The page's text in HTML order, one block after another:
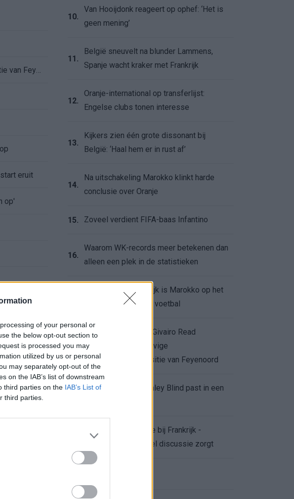
of your personal or
the below opt-out section to
is processed you may
utilized by us or personal
may separately opt-out of the
on the IAB’s list of downstream
third parties on the IAB’s List of
third parties.
eruit
op'
top
10.
Van Hooijdonk reageert op ophef: ‘Het is
geen mening’
11.
België sneuvelt na blunder Lammens,
Spanje wacht kraker met Frankrijk
12.
Oranje-international op transferlijst:
Engelse clubs tonen interesse
13.
Kijkers zien één grote dissonant bij
België: ‘Haal hem er in rust af’
14.
Na uitschakeling Marokko klinkt harde
conclusie over Oranje
15. Zoveel verdient FIFA-baas Infantino
16.
Waarom WK-records meer betekenen dan
alleen een plek in de statistieken
Voor de Schilderswijk is Marokko op het
WK meer dan alleen voetbal
18.
Afgewezen bod op Givairo Read
onderstreept de stevige
onderhandelingspositie van Feyenoord
De terugkeer van Daley Blind past in een
Waarom de arbitrage bij Frankrijk -
Marokko voor zoveel discussie zorgt